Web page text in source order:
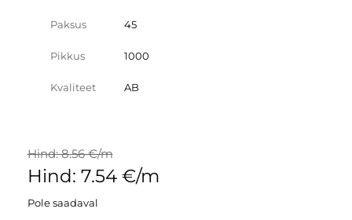
Paksus 45
Pikkus 1000
Kvaliteet AB
Hind: 8.56 €/m
Hind: 7.54 €/m
Pole saadaval